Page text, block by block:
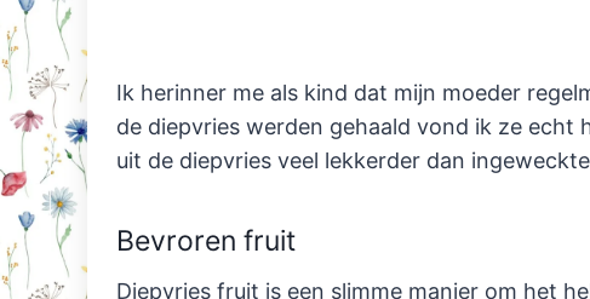
Ik herinner me als kind dat mijn moeder
de diepvries werden gehaald vond ik ze echt
uit de diepvries veel lekkerder dan
Bevroren fruit
Diepvries fruit is een slimme manier om het